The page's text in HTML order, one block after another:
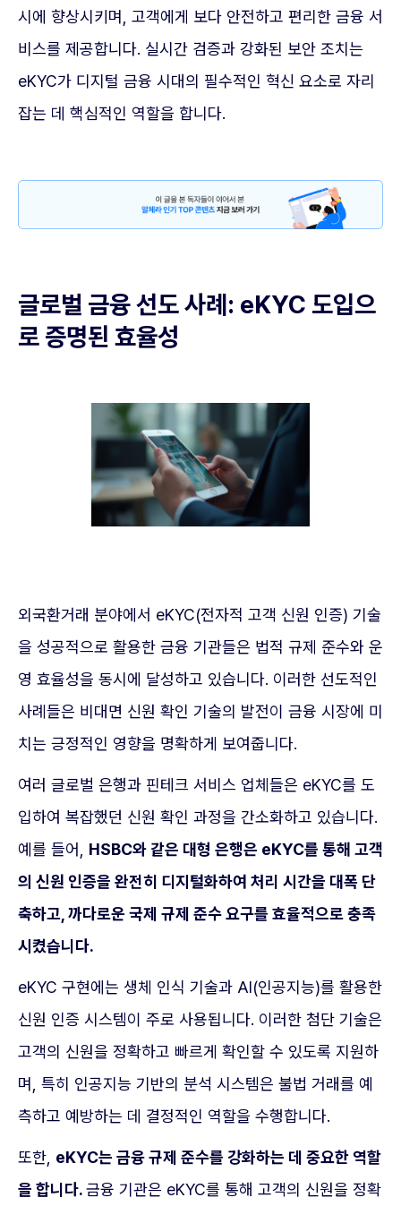
시에 향상시키며, 고객에게 보다 안전하고 편리한 금융 서
비스를 제공합니다. 실시간 검증과 강화된 보안 조치는
eKYC가 디지털 금융 시대의 필수적인 혁신 요소로 자리
잡는 데 핵심적인 역할을 합니다.
글로벌 금융 선도 사례: eKYC 도입으
로 증명된 효율성
외국환거래 분야에서 eKYC(전자적 고객 신원 인증) 기술
을 성공적으로 활용한 금융 기관들은 법적 규제 준수와 운
영 효율성을 동시에 달성하고 있습니다. 이러한 선도적인
사례들은 비대면 신원 확인 기술의 발전이 금융 시장에 미
치는 긍정적인 영향을 명확하게 보여줍니다.
여러 글로벌 은행과 핀테크 서비스 업체들은 eKYC를 도
입하여 복잡했던 신원 확인 과정을 간소화하고 있습니다.
예를 들어, HSBC와 같은 대형 은행은 eKYC를 통해 고객
의 신원 인증을 완전히 디지털화하여 처리 시간을 대폭 단
축하고, 까다로운 국제 규제 준수 요구를 효율적으로 충족
시켰습니다.
eKYC 구현에는 생체 인식 기술과 AI(인공지능)를 활용한
신원 인증 시스템이 주로 사용됩니다. 이러한 첨단 기술은
고객의 신원을 정확하고 빠르게 확인할 수 있도록 지원하
며, 특히 인공지능 기반의 분석 시스템은 불법 거래를 예
측하고 예방하는 데 결정적인 역할을 수행합니다.
또한, eKYC는 금융 규제 준수를 강화하는 데 중요한 역할
을 합니다.금융 기관은 eKYC를 통해 고객의 신원을 정확